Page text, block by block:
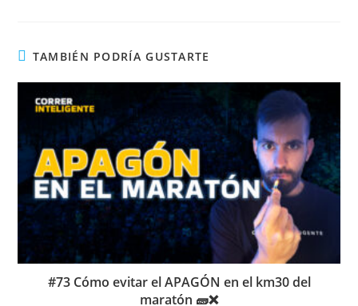
TAMBIÉN PODRÍA GUSTARTE
#73 Cómo evitar el APAGÓN en el km30 del
maratón 🧱❌